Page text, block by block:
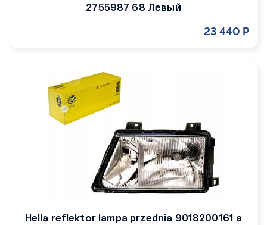
2755987 68 Левый
23 440 Р
Hella reflektor lampa przednia 9018200161 a